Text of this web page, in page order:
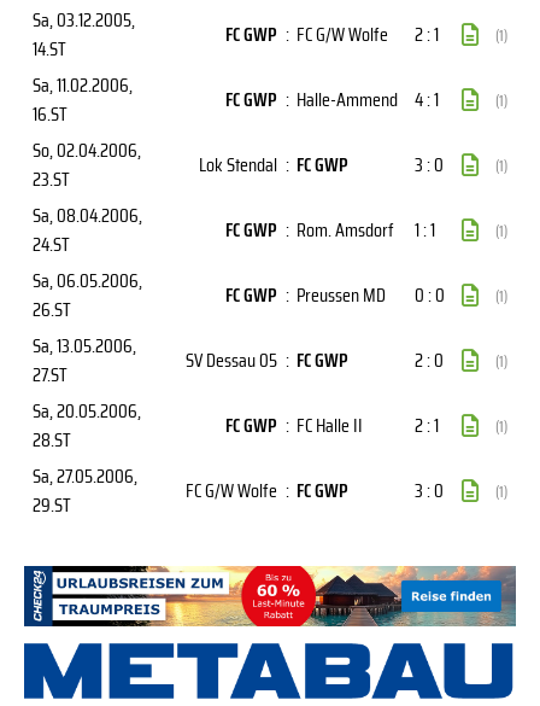
Sa, 03.12.2005,
14.ST
FC GWP : FC G/W Wolfe 2 : 1 (1)
Sa, 11.02.2006,
16.ST
FC GWP : Halle-Ammend 4 : 1 (1)
So, 02.04.2006,
23.ST
Lok Stendal : FC GWP 3 : 0 (1)
Sa, 08.04.2006,
24.ST
FC GWP : Rom. Amsdorf 1 : 1 (1)
Sa, 06.05.2006,
26.ST
FC GWP : Preussen MD 0 : 0 (1)
Sa, 13.05.2006,
27.ST
SV Dessau 05 : FC GWP 2 : 0 (1)
Sa, 20.05.2006,
28.ST
FC GWP : FC Halle II 2 : 1 (1)
Sa, 27.05.2006,
29.ST
FC G/W Wolfe : FC GWP 3 : 0 (1)